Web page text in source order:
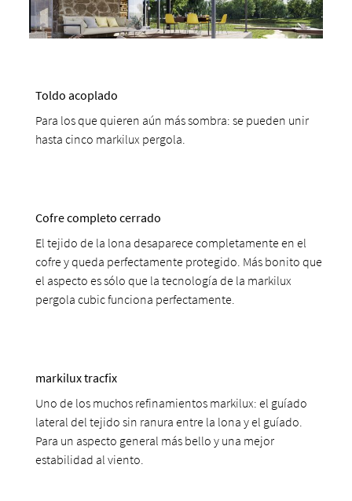
Toldo acoplado
Para los que quieren aún más sombra: se pueden unir
hasta cinco markilux pergola.
Cofre completo cerrado
El tejido de la lona desaparece completamente en el
cofre y queda perfectamente protegido. Más bonito que
el aspecto es sólo que la tecnología de la markilux
pergola cubic funciona perfectamente.
markilux tracfix
Uno de los muchos refinamientos markilux: el guíado
lateral del tejido sin ranura entre la lona y el guíado.
Para un aspecto general más bello y una mejor
estabilidad al viento.